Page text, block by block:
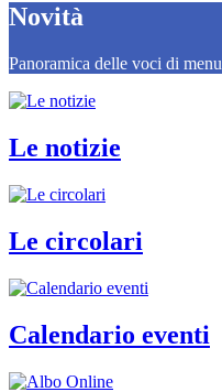
Novità
Panoramica delle voci di menu
Le notizie
Le circolari
Calendario eventi